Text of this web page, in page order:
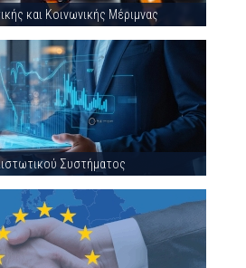
και Κοινωνικής Μέριμνας
Συστήματος